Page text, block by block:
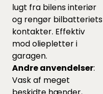
lugt fra bilens interiør
og rengør bilbatteriets
kontakter. Effektiv
mod oliepletter i
garagen.
Andre anvendelser:
Vask af meget